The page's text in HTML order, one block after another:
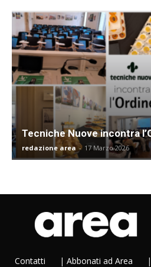
Tecniche Nuove incontra
redazione area - 17 Marzo 2026
Contatti | Abbonati ad Area |